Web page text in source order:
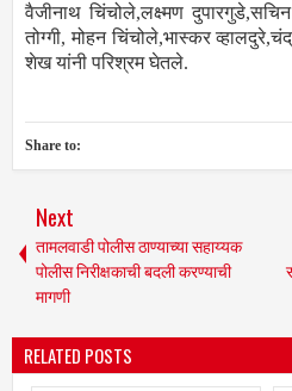
वैजीनाथ चिंचोले,लक्ष्मण
तोग्गी, मोहन चिंचोले,भास्कर
शेख यांनी परिश्रम घेतले.
Share to:
Next
तामलवाडी पोलीस ठाण्याच्या सहाय्यक
पोलीस निरीक्षकाची बदली करण्याची
मागणी
RELATED POSTS